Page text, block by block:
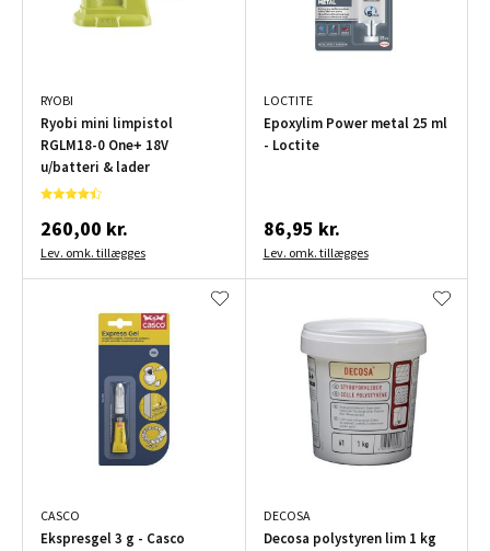
RYOBI
Ryobi mini limpistol
RGLM18-0 One+ 18V
u/batteri & lader
260,00 kr.
Lev. omk. tillægges
LOCTITE
Epoxylim Power metal 25 ml
- Loctite
86,95 kr.
Lev. omk. tillægges
CASCO
Ekspresgel 3 g - Casco
DECOSA
Decosa polystyren lim 1 kg